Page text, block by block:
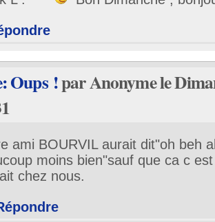
Oups !par Anonyme le
ami BOURVIL aurait dit"oh beh
moins bien"sauf que ca c
chez nous.